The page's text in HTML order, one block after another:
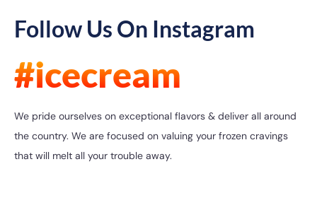
Follow Us On Instagram
#icecream
We pride ourselves on exceptional flavors & deliver all around
the country. We are focused on valuing your frozen cravings
that will melt all your trouble away.